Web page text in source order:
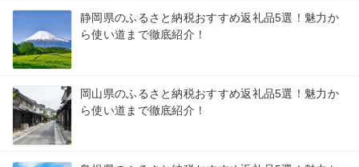
静岡県のふるさと納税おすすめ返礼品5選！魅力か
ら使い道まで徹底紹介！
岡山県のふるさと納税おすすめ返礼品5選！魅力か
ら使い道まで徹底紹介！